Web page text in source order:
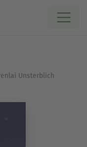
Unsterblich